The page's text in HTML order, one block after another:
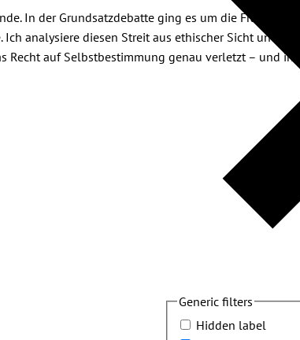
Generic filters
Hidden label
In der Grundsatzdebatte ging es um die Frage,
analysiere diesen Streit aus ethischer Sicht und
auf Selbstbestimmung genau verletzt – und in